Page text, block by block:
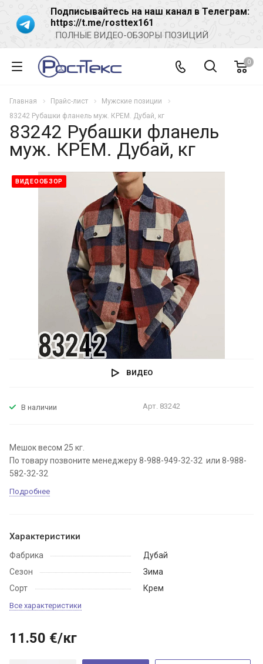
Подписывайтесь на наш канал в Телеграм:
https://t.me/rosttex161
ПОЛНЫЕ ВИДЕО-ОБЗОРЫ ПОЗИЦИЙ
0
Главная Прайс-лист
Мужские позиции
83242 Рубашки фланель муж. КРЕМ. Дубай, кг
83242 Рубашки фланель
муж. КРЕМ. Дубай, кг
ВИДЕООБЗОР
ВИДЕО
В наличии Арт. 83242
Мешок весом 25 кг.
По товару позвоните менеджеру 8-988-949-32-32 или 8-988-
582-32-32
Подробнее
Характеристики
Фабрика
Дубай
Сезон
Зима
Сорт
Крем
Все характеристики
11.50 €/кг